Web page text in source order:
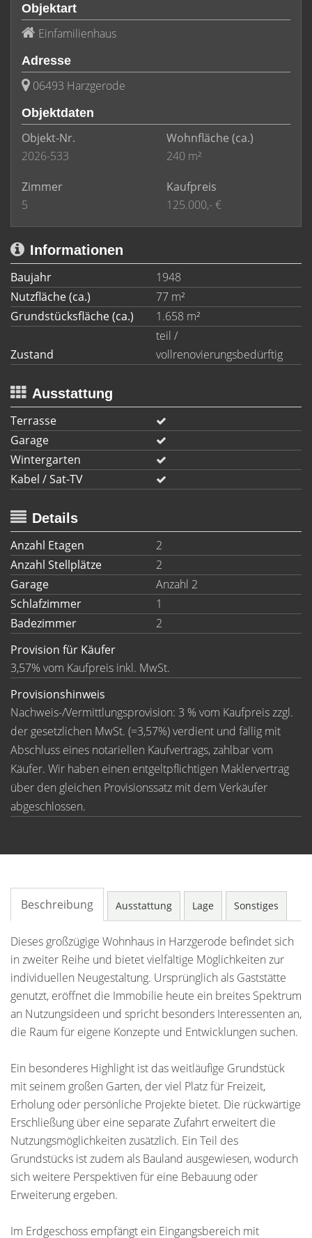
Objektart
Einfamilienhaus
Adresse
06493 Harzgerode
Objektdaten
Objekt-Nr.
2026-533
Wohnfläche (ca.)
240 m²
Zimmer
5
Kaufpreis
125.000,- €
Informationen
Baujahr
1948
Nutzfläche (ca.)
77 m²
Grundstücksfläche (ca.)
1.658 m²
Zustand
teil /
vollrenovierungsbedürftig
Ausstattung
Terrasse
Garage
Wintergarten
Kabel / Sat-TV
Details
Anzahl Etagen
2
Anzahl Stellplätze
2
Garage
Anzahl 2
Schlafzimmer
1
Badezimmer
2
Provision für Käufer
3,57% vom Kaufpreis inkl. MwSt.
Provisionshinweis
Nachweis-/Vermittlungsprovision: 3 % vom Kaufpreis zzgl.
der gesetzlichen MwSt. (=3,57%) verdient und fällig mit
Abschluss eines notariellen Kaufvertrags, zahlbar vom
Käufer. Wir haben einen entgeltpflichtigen Maklervertrag
über den gleichen Provisionssatz mit dem Verkäufer
abgeschlossen.
Beschreibung Ausstattung Lage Sonstiges
Dieses großzügige Wohnhaus in Harzgerode befindet sich
in zweiter Reihe und bietet vielfältige Möglichkeiten zur
individuellen Neugestaltung. Ursprünglich als Gaststätte
genutzt, eröffnet die Immobilie heute ein breites Spektrum
an Nutzungsideen und spricht besonders Interessenten an,
die Raum für eigene Konzepte und Entwicklungen suchen.
Ein besonderes Highlight ist das weitläufige Grundstück
mit seinem großen Garten, der viel Platz für Freizeit,
Erholung oder persönliche Projekte bietet. Die rückwärtige
Erschließung über eine separate Zufahrt erweitert die
Nutzungsmöglichkeiten zusätzlich. Ein Teil des
Grundstücks ist zudem als Bauland ausgewiesen, wodurch
sich weitere Perspektiven für eine Bebauung oder
Erweiterung ergeben.
Im Erdgeschoss empfängt ein Eingangsbereich mit